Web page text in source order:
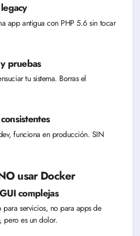
app antigua con PHP 5.6 sin tocar
pruebas
tu sistema. Borras el
funciona en producción. SIN
usar Docker
complejas
para servicios, no para apps de
pero es un dolor.